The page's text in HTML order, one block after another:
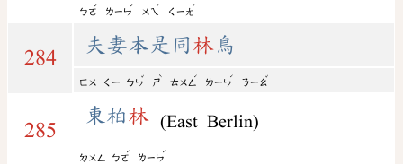
ㄅㄛ
ˊ
ㄌㄧㄣ
ˊ
ㄨㄟ
ˊ
ㄑㄧㄤ
ˊ
284
夫妻本是同 林鳥
ㄈㄨ ㄑㄧ ㄅㄣ
ˇ
ㄕ
ˋ
ㄊㄨㄥ
ˊ
ㄌㄧㄣ
ˊ
ㄋㄧㄠ
ˇ
285
東柏林 (East Berlin)
ㄉㄨㄥ ㄅㄛ
ˊ
ㄌㄧㄣ
ˊ